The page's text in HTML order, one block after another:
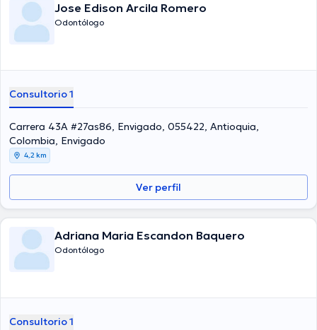
Jose Edison Arcila Romero
Odontólogo
Consultorio 1
Carrera 43A #27as86, Envigado, 055422, Antioquia,
Colombia, Envigado
4,2 km
Ver perfil
Adriana Maria Escandon Baquero
Odontólogo
Consultorio 1